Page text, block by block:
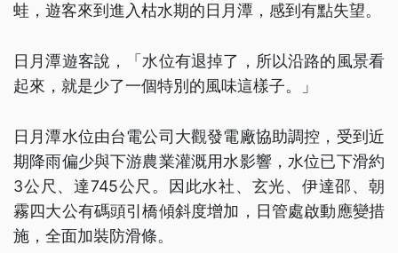
蛙，遊客來到進入枯水期的日月潭，感到有點失望。
日月潭遊客說，「水位有退掉了，所以沿路的風景看
起來，就是少了一個特別的風味這樣子。」
日月潭水位由台電公司大觀發電廠協助調控，受到近
期降雨偏少與下游農業灌溉用水影響，水位已下滑約
3公尺、達745公尺。因此水社、玄光、伊達邵、朝
霧四大公有碼頭引橋傾斜度增加，日管處啟動應變措
施，全面加裝防滑條。